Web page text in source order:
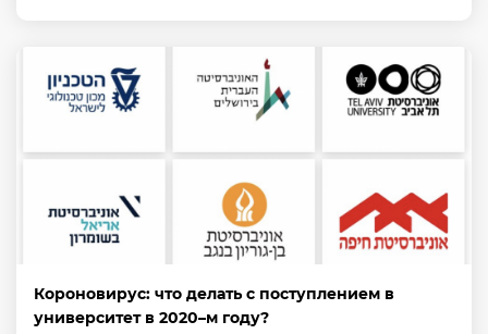
Короновирус: что делать с поступлением в
университет в 2020–м году?